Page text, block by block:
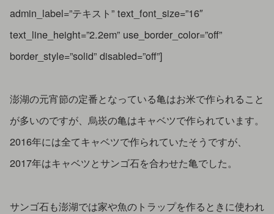
admin_label=”テキスト” text_font_size=”16″
text_line_height=”2.2em” use_border_color=”off”
border_style=”solid” disabled=”off”]
澎湖の元宵節の定番となっている亀はお米で作られること
が多いのですが、烏崁の亀はキャベツで作られています。
2016年には全てキャベツで作られていたそうですが、
2017年はキャベツとサンゴ石を合わせた亀でした。
サンゴ石も澎湖では家や魚のトラップを作るときに使われ